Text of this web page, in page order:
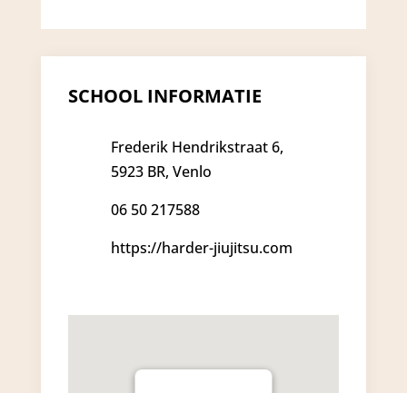
SCHOOL INFORMATIE
Frederik Hendrikstraat 6,
5923 BR, Venlo
06 50 217588
https://harder-jiujitsu.com